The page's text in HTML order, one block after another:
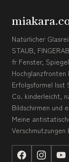
Natürlicher
STAUB,
fr Fenster,
Erfolgsformel lsst
Co. kinderleicht,
Bildschirmen und
Meine